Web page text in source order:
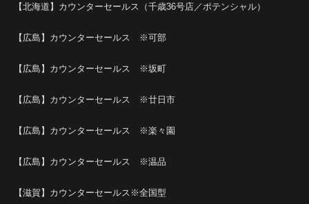
【北海道】カウンターセールス（千歳36号店／ポテンシャル）
【広島】カウンターセールス ※可部
【広島】カウンターセールス ※坂町
【広島】カウンターセールス ※廿日市
【広島】カウンターセールス ※楽々園
【広島】カウンターセールス ※温品
【滋賀】カウンターセールス※全国型